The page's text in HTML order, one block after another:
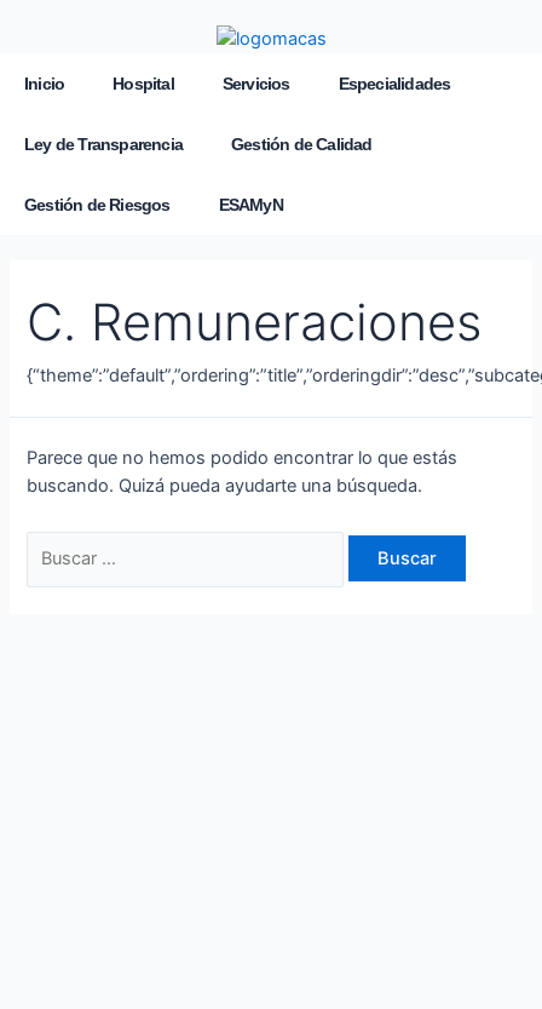
Inicio Hospital Servicios Especialidades
Ley de Transparencia Gestión de Calidad
Gestión de Riesgos ESAMyN
C. Remuneraciones
Parece que no hemos podido encontrar lo que estás
buscando. Quizá pueda ayudarte una búsqueda.